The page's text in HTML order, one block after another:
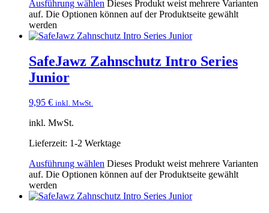
Ausführung wählen Dieses Produkt weist mehrere Varianten
auf. Die Optionen können auf der Produktseite gewählt
werden
SafeJawz Zahnschutz Intro Series
Junior
9,95 € inkl. MwSt.
inkl. MwSt.
Lieferzeit: 1-2 Werktage
Ausführung wählen Dieses Produkt weist mehrere Varianten
auf. Die Optionen können auf der Produktseite gewählt
werden